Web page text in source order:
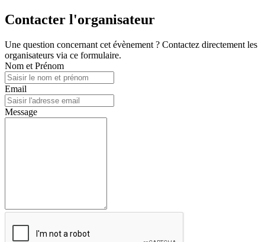
Contacter l'organisateur
Une question concernant cet évènement ? Contactez directement les
organisateurs via ce formulaire.
Nom et Prénom
Email
Message